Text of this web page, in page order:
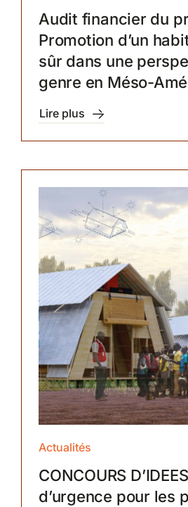
Audit financier du
Promotion d’un
sûr dans une
genre en Méso-
Lire plus
Actualités
CONCOURS
d’urgence pour les